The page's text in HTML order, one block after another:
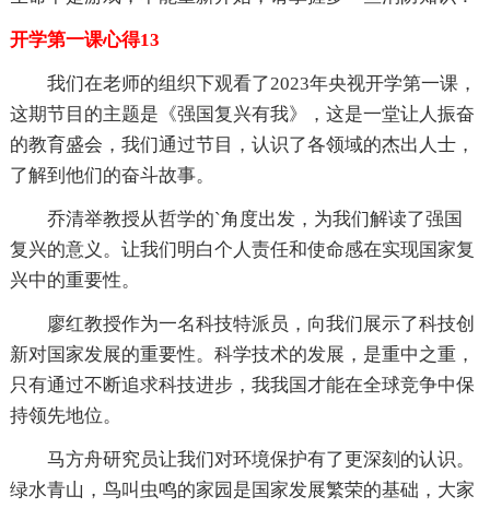
开学第一课心得13
我们在老师的组织下观看了2023年央视开学第一课，
这期节目的主题是《强国复兴有我》，这是一堂让人振奋
的教育盛会，我们通过节目，认识了各领域的杰出人士，
了解到他们的奋斗故事。
乔清举教授从哲学的`角度出发，为我们解读了强国
复兴的意义。让我们明白个人责任和使命感在实现国家复
兴中的重要性。
廖红教授作为一名科技特派员，向我们展示了科技创
新对国家发展的重要性。科学技术的发展，是重中之重，
只有通过不断追求科技进步，我我国才能在全球竞争中保
持领先地位。
马方舟研究员让我们对环境保护有了更深刻的认识。
绿水青山，鸟叫虫鸣的家园是国家发展繁荣的基础，大家